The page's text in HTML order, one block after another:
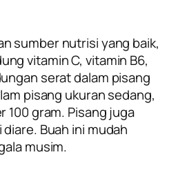
sumber nutrisi yang baik,
vitamin C, vitamin B6,
serat dalam pisang
pisang ukuran sedang,
100 gram. Pisang juga
Buah ini mudah
musim.